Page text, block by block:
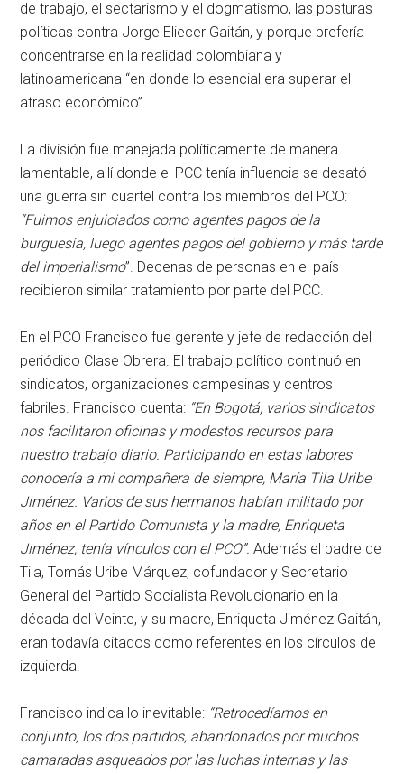
de trabajo, el sectarismo y el dogmatismo, las posturas
políticas contra Jorge Eliecer Gaitán, y porque prefería
concentrarse en la realidad colombiana y
latinoamericana “en donde lo esencial era superar el
atraso económico”.
La división fue manejada políticamente de manera
lamentable, allí donde el PCC tenía influencia se desató
una guerra sin cuartel contra los miembros del PCO:
“Fuimos enjuiciados como agentes pagos de la
burguesía, luego agentes pagos del gobierno y más tarde
del imperialismo”. Decenas de personas en el país
recibieron similar tratamiento por parte del PCC.
En el PCO Francisco fue gerente y jefe de redacción del
periódico Clase Obrera. El trabajo político continuó en
sindicatos, organizaciones campesinas y centros
fabriles. Francisco cuenta: “En Bogotá, varios sindicatos
nos facilitaron oficinas y modestos recursos para
nuestro trabajo diario. Participando en estas labores
conocería a mi compañera de siempre, María Tila Uribe
Jiménez. Varios de sus hermanos habían militado por
años en el Partido Comunista y la madre, Enriqueta
Jiménez, tenía vínculos con el PCO”.Además el padre de
Tila, Tomás Uribe Márquez, cofundador y Secretario
General del Partido Socialista Revolucionario en la
década del Veinte, y su madre, Enriqueta Jiménez Gaitán,
eran todavía citados como referentes en los círculos de
izquierda.
Francisco indica lo inevitable: “Retrocedíamos en
conjunto, los dos partidos, abandonados por muchos
camaradas asqueados por las luchas internas y las